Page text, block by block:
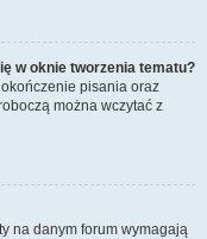
w oknie tworzenia tematu?
pisania oraz
można wczytać z
na danym forum wymagają